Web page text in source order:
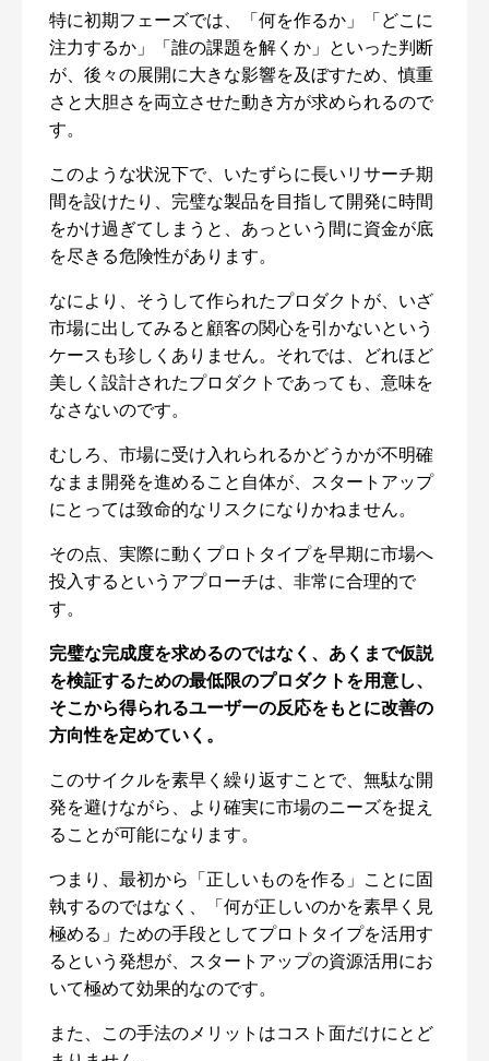
特に初期フェーズでは、「何を作るか」「どこに
注力するか」「誰の課題を解くか」といった判断
が、後々の展開に大きな影響を及ぼすため、慎重
さと大胆さを両立させた動き方が求められるので
す。
このような状況下で、いたずらに長いリサーチ期
間を設けたり、完璧な製品を目指して開発に時間
をかけ過ぎてしまうと、あっという間に資金が底
を尽きる危険性があります。
なにより、そうして作られたプロダクトが、いざ
市場に出してみると顧客の関心を引かないという
ケースも珍しくありません。それでは、どれほど
美しく設計されたプロダクトであっても、意味を
なさないのです。
むしろ、市場に受け入れられるかどうかが不明確
なまま開発を進めること自体が、スタートアップ
にとっては致命的なリスクになりかねません。
その点、実際に動くプロトタイプを早期に市場へ
投入するというアプローチは、非常に合理的で
す。
完璧な完成度を求めるのではなく、あくまで仮説
を検証するための最低限のプロダクトを用意し、
そこから得られるユーザーの反応をもとに改善の
方向性を定めていく。
このサイクルを素早く繰り返すことで、無駄な開
発を避けながら、より確実に市場のニーズを捉え
ることが可能になります。
つまり、最初から「正しいものを作る」ことに固
執するのではなく、「何が正しいのかを素早く見
極める」ための手段としてプロトタイプを活用す
るという発想が、スタートアップの資源活用にお
いて極めて効果的なのです。
また、この手法のメリットはコスト面だけにとど